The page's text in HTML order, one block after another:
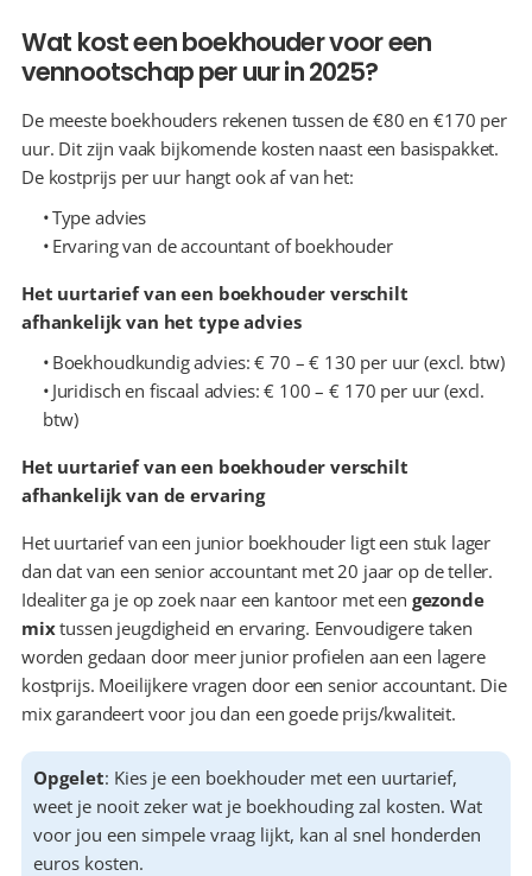
Wat kost een boekhouder voor een
vennootschap per uur in 2025?
De meeste boekhouders rekenen tussen de €80 en €170 per
uur. Dit zijn vaak bijkomende kosten naast een basispakket.
De kostprijs per uur hangt ook af van het:
  Type advies
  Ervaring van de accountant of boekhouder
Het uurtarief van een boekhouder verschilt
afhankelijk van het type advies
  Boekhoudkundig advies: € 70 – € 130 per uur (excl. btw)
  Juridisch en fiscaal advies: € 100 – € 170 per uur (excl.
btw)
Het uurtarief van een boekhouder verschilt
afhankelijk van de ervaring
Het uurtarief van een junior boekhouder ligt een stuk lager
dan dat van een senior accountant met 20 jaar op de teller.
Idealiter ga je op zoek naar een kantoor met een gezonde
mix tussen jeugdigheid en ervaring. Eenvoudigere taken
worden gedaan door meer junior profielen aan een lagere
kostprijs. Moeilijkere vragen door een senior accountant. Die
mix garandeert voor jou dan een goede prijs/kwaliteit.
Opgelet: Kies je een boekhouder met een uurtarief,
weet je nooit zeker wat je boekhouding zal kosten. Wat
voor jou een simpele vraag lijkt, kan al snel honderden
euros kosten.